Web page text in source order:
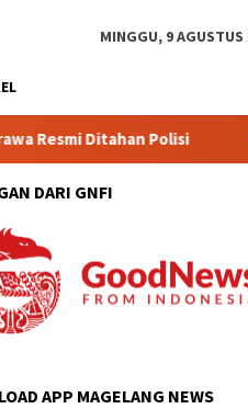
MINGGU, 9 AGUSTUS
Polisi Ratusan
DARI GNFI
APP MAGELANG NEWS